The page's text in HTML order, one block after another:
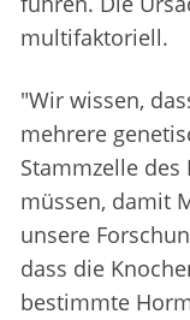
multifaktoriell.
"Wir wissen,
mehrere
Stammzelle
müssen, damit
unsere
dass die
bestimmte